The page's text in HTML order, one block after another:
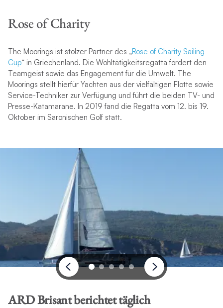
Rose of Charity
The Moorings ist stolzer Partner des „Rose of Charity Sailing
Cup“ in Griechenland. Die Wohltätigkeitsregatta fördert den
Teamgeist sowie das Engagement für die Umwelt. The
Moorings stellt hierfür Yachten aus der vielfältigen Flotte sowie
Service-Techniker zur Verfügung und führt die beiden TV- und
Presse-Katamarane. In 2019 fand die Regatta vom 12. bis 19.
Oktober im Saronischen Golf statt.
ARD Brisant berichtet täglich